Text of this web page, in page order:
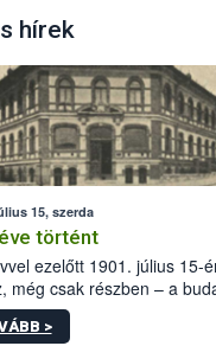
hírek
15, szerda
történt
ezelőtt 1901. július 15-
még csak részben – a
állomás a
alatti, Czigler Győző által
>